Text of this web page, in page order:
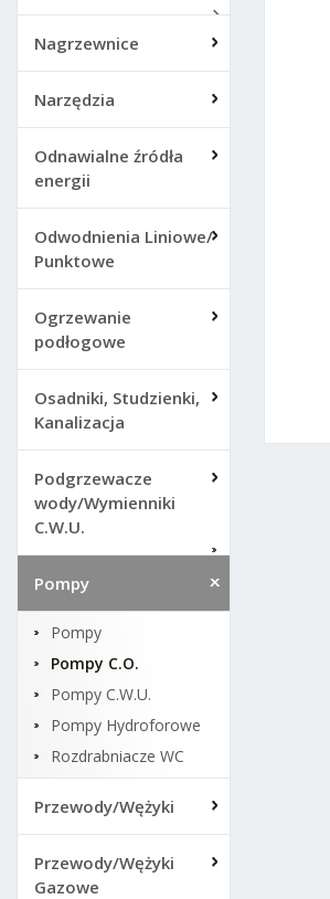
Nagrzewnice
Narzędzia
Odnawialne źródła
energii
Odwodnienia Liniowe/
Punktowe
Ogrzewanie
podłogowe
Osadniki, Studzienki,
Kanalizacja
Podgrzewacze
wody/Wymienniki
C.W.U.
Pompy
Pompy
Pompy C.O.
Pompy C.W.U.
Pompy Hydroforowe
Rozdrabniacze WC
Przewody/Wężyki
Przewody/Wężyki
Gazowe